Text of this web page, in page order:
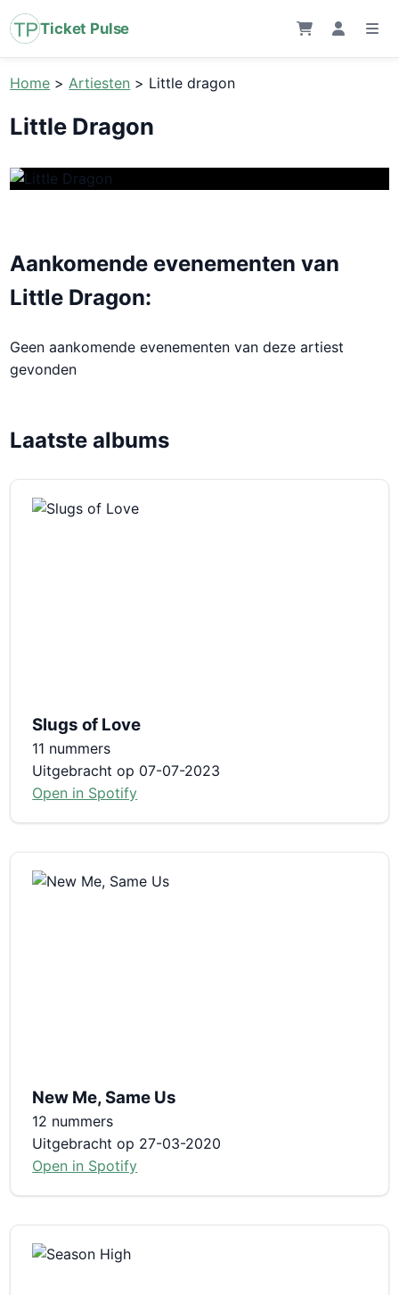
Ticket Pulse
Home >Artiesten > Little dragon
Little Dragon
Aankomende evenementen van
Little Dragon:
Geen aankomende evenementen van deze artiest
gevonden
Laatste albums
Slugs of Love
11 nummers
Uitgebracht op 07-07-2023
Open in Spotify
New Me, Same Us
12 nummers
Uitgebracht op 27-03-2020
Open in Spotify